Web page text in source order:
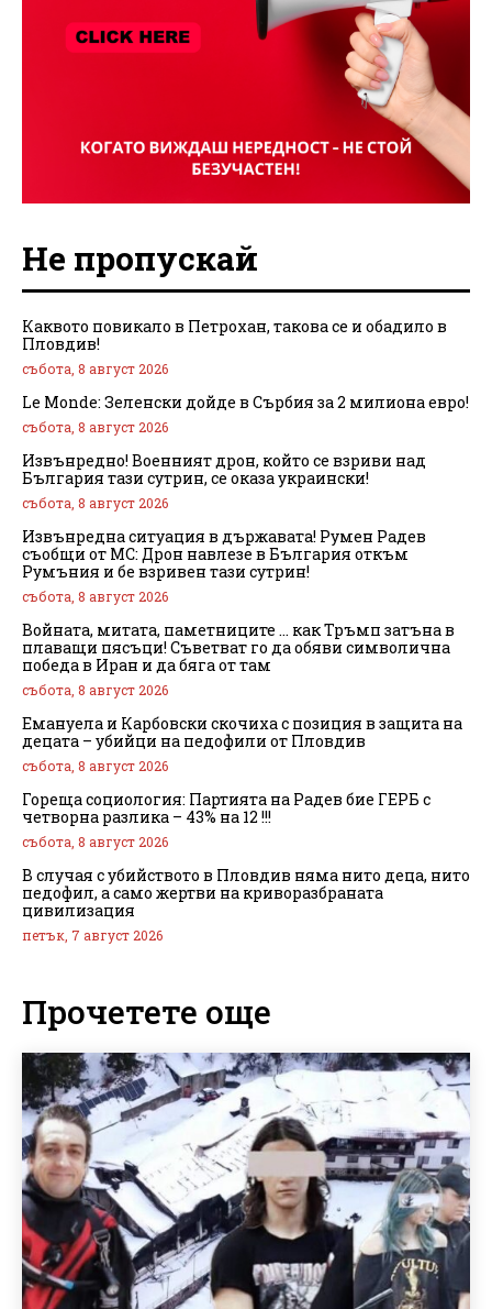
Не пропускай
Каквото повикало в Петрохан, такова се и обадило в
Пловдив!
събота, 8 август 2026
Le Monde: Зеленски дойде в Сърбия за 2 милиона евро!
събота, 8 август 2026
Извънредно! Военният дрон, който се взриви над
България тази сутрин, се оказа украински!
събота, 8 август 2026
Извънредна ситуация в държавата! Румен Радев
съобщи от МС: Дрон навлезе в България откъм
Румъния и бе взривен тази сутрин!
събота, 8 август 2026
Войната, митата, паметниците … как Тръмп затъна в
плаващи пясъци! Съветват го да обяви символична
победа в Иран и да бяга от там
събота, 8 август 2026
Емануела и Карбовски скочиха с позиция в защита на
децата – убийци на педофили от Пловдив
събота, 8 август 2026
Гореща социология: Партията на Радев бие ГЕРБ с
четворна разлика – 43% на 12 !!!
събота, 8 август 2026
В случая с убийството в Пловдив няма нито деца, нито
педофил, а само жертви на криворазбраната
цивилизация
петък, 7 август 2026
Прочетете още